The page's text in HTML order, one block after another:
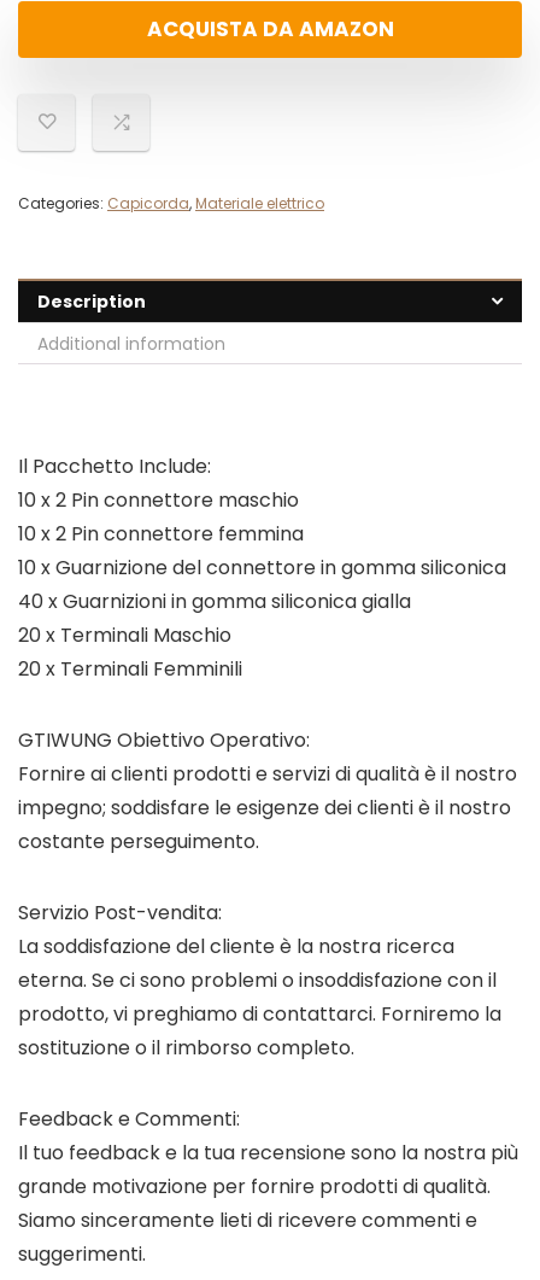
ACQUISTA DA AMAZON
Categories: Capicorda, Materiale elettrico
Description
Additional information
Il Pacchetto Include:
10 x 2 Pin connettore maschio
10 x 2 Pin connettore femmina
10 x Guarnizione del connettore in gomma siliconica
40 x Guarnizioni in gomma siliconica gialla
20 x Terminali Maschio
20 x Terminali Femminili
GTIWUNG Obiettivo Operativo:
Fornire ai clienti prodotti e servizi di qualità è il nostro
impegno; soddisfare le esigenze dei clienti è il nostro
costante perseguimento.
Servizio Post-vendita:
La soddisfazione del cliente è la nostra ricerca
eterna. Se ci sono problemi o insoddisfazione con il
prodotto, vi preghiamo di contattarci. Forniremo la
sostituzione o il rimborso completo.
Feedback e Commenti:
Il tuo feedback e la tua recensione sono la nostra più
grande motivazione per fornire prodotti di qualità.
Siamo sinceramente lieti di ricevere commenti e
suggerimenti.